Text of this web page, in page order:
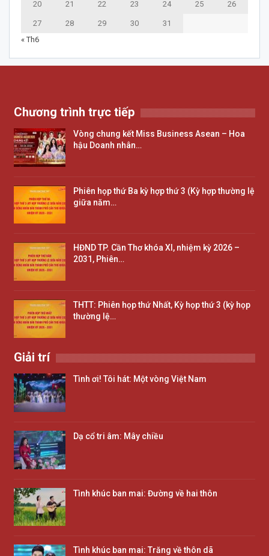
20 21 22 23 24 25 26
27 28 29 30
31
« Th6
Chương trình trực tiếp
Vòng chung kết Miss Business Asean – Hoa
hậu Doanh nhân…
Phiên họp thứ Ba kỳ hợp thứ 3 (Kỳ hợp thường lệ
giữa năm…
HĐND TP. Cần Thơ khóa XI, nhiệm kỳ 2026 –
2031, Phiên…
THTT: Phiên họp thứ Nhất, Kỳ họp thứ 3 (kỳ họp
thường lệ…
Giải trí
Tình ơi! Tôi hát: Một vòng Việt Nam
Dạ cổ tri âm: Mây chiều
Tình khúc ban mai: Đường về hai thôn
Tình khúc ban mai: Trăng về thôn dã